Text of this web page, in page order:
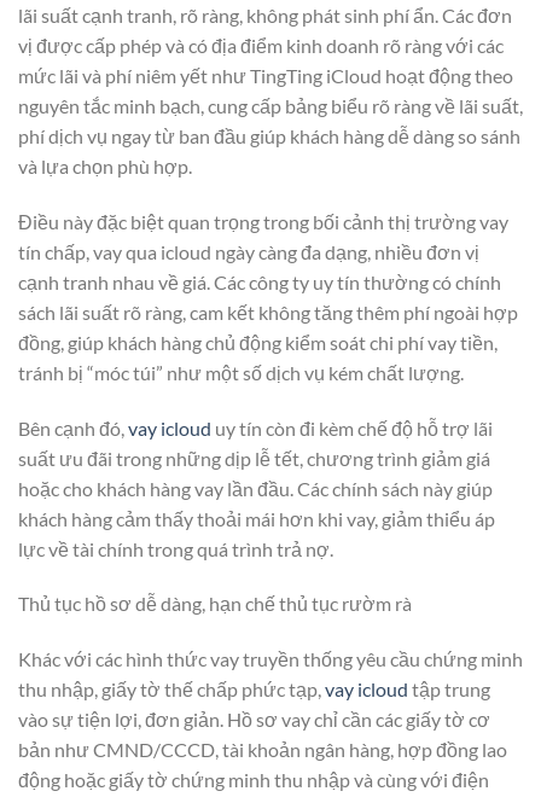
lãi suất cạnh tranh, rõ ràng, không phát sinh phí ẩn. Các đơn
vị được cấp phép và có địa điểm kinh doanh rõ ràng với các
mức lãi và phí niêm yết như TingTing iCloud hoạt động theo
nguyên tắc minh bạch, cung cấp bảng biểu rõ ràng về lãi suất,
phí dịch vụ ngay từ ban đầu giúp khách hàng dễ dàng so sánh
và lựa chọn phù hợp.
Điều này đặc biệt quan trọng trong bối cảnh thị trường vay
tín chấp, vay qua icloud ngày càng đa dạng, nhiều đơn vị
cạnh tranh nhau về giá. Các công ty uy tín thường có chính
sách lãi suất rõ ràng, cam kết không tăng thêm phí ngoài hợp
đồng, giúp khách hàng chủ động kiểm soát chi phí vay tiền,
tránh bị “móc túi” như một số dịch vụ kém chất lượng.
Bên cạnh đó, vay icloud uy tín còn đi kèm chế độ hỗ trợ lãi
suất ưu đãi trong những dịp lễ tết, chương trình giảm giá
hoặc cho khách hàng vay lần đầu. Các chính sách này giúp
khách hàng cảm thấy thoải mái hơn khi vay, giảm thiểu áp
lực về tài chính trong quá trình trả nợ.
Thủ tục hồ sơ dễ dàng, hạn chế thủ tục rườm rà
Khác với các hình thức vay truyền thống yêu cầu chứng minh
thu nhập, giấy tờ thế chấp phức tạp,vay icloud tập trung
vào sự tiện lợi, đơn giản. Hồ sơ vay chỉ cần các giấy tờ cơ
bản như CMND/CCCD, tài khoản ngân hàng, hợp đồng lao
động hoặc giấy tờ chứng minh thu nhập và cùng với điện